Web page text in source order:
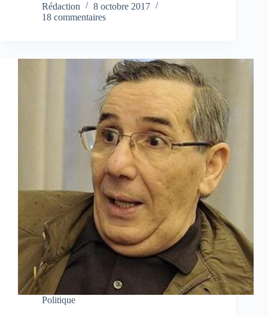
Rédaction
8 octobre 2017
18 commentaires
Politique